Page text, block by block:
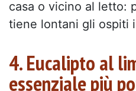
casa o vicino al letto:
tiene lontani gli ospiti
4. Eucalipto al
essenziale più